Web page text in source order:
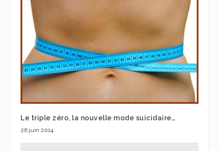
Le triple zéro, la nouvelle mode suicidaire…
26 juin 2014